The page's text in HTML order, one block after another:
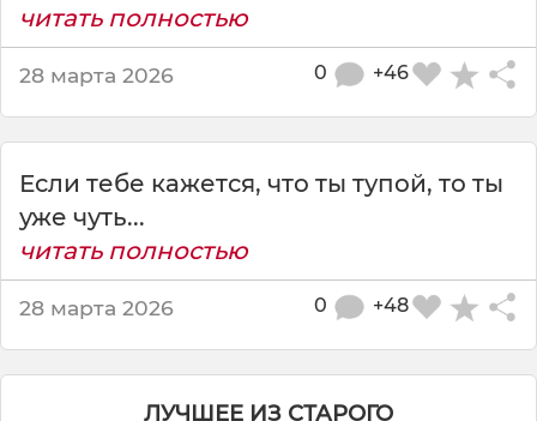
ч
м
ш
а
читать полностью
28 марта 2026 +46
0
Если тебе кажется, что ты тупой, то ты
уже чуть...
читать полностью
28 марта 2026 +48
0
ЛУЧШЕЕ ИЗ СТАРОГО